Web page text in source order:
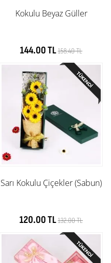
Kokulu Beyaz Güller
144.00 TL158.40 TL
Sarı Kokulu Çiçekler (Sabun)
120.00 TL132.00 TL